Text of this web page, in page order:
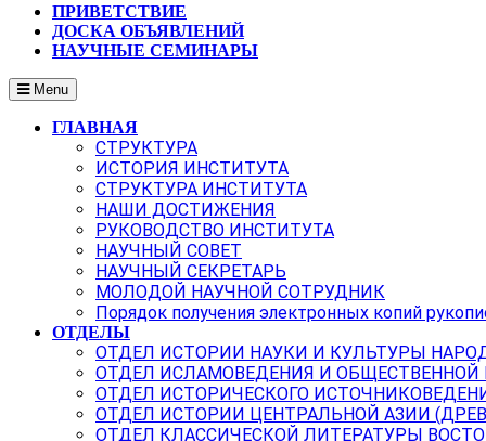
ПРИВЕТСТВИЕ
ДОСКА ОБЪЯВЛЕНИЙ
НАУЧНЫЕ СЕМИНАРЫ
Menu
ГЛАВНАЯ
СТРУКТУРА
ИСТОРИЯ ИНСТИТУТА
СТРУКТУРА ИНСТИТУТА
НАШИ ДОСТИЖЕНИЯ
РУКОВОДСТВО ИНСТИТУТА
НАУЧНЫЙ СОВЕТ
НАУЧНЫЙ СЕКРЕТАРЬ
МОЛОДОЙ НАУЧНОЙ СОТРУДНИК
Порядок получения электронных копий
ОТДЕЛЫ
ОТДЕЛ ИСТОРИИ НАУКИ И КУЛЬТУРЫ
ОТДЕЛ ИСЛАМОВЕДЕНИЯ И
ОТДЕЛ ИСТОРИЧЕСКОГО
ОТДЕЛ ИСТОРИИ ЦЕНТРАЛЬНОЙ АЗИИ
ОТДЕЛ КЛАССИЧЕСКОЙ ЛИТЕРАТУРЫ